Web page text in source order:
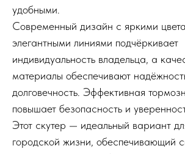
удобными.
Современный дизайн с яркими
элегантными линиями подчёркивает
индивидуальность владельца, а
материалы обеспечивают
долговечность. Эффективная
повышает безопасность и
Этот скутер — идеальный вариант
городской жизни, обеспечивающий